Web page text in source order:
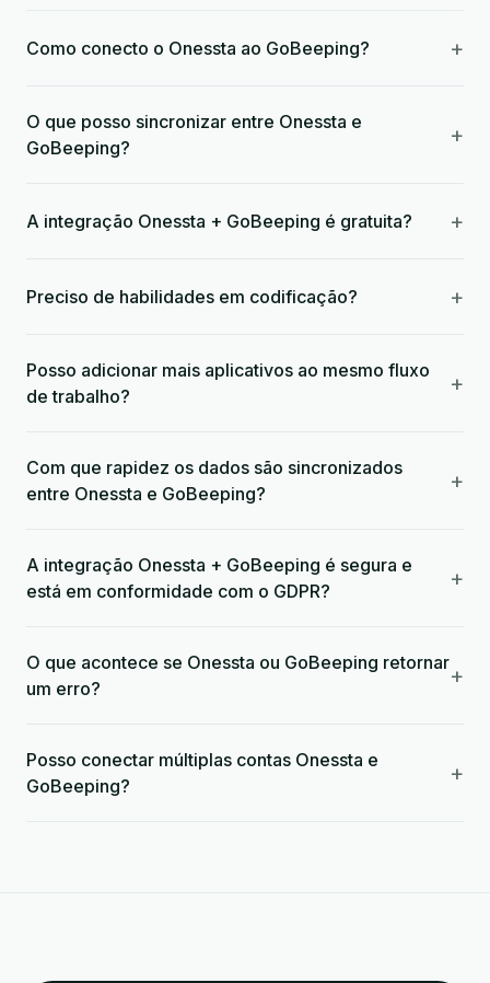
Como conecto o Onessta ao GoBeeping? +
O que posso sincronizar entre Onessta e
GoBeeping?
+
A integração Onessta + GoBeeping é gratuita? +
Preciso de habilidades em codificação? +
Posso adicionar mais aplicativos ao mesmo fluxo
de trabalho?
+
Com que rapidez os dados são sincronizados
entre Onessta e GoBeeping?
+
A integração Onessta + GoBeeping é segura e
está em conformidade com o GDPR?
+
O que acontece se Onessta ou GoBeeping retornar
um erro?
+
Posso conectar múltiplas contas Onessta e
GoBeeping?
+